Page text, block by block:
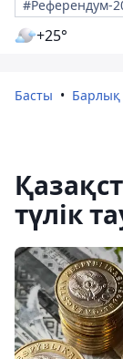
#Референдум-
+25°
Басты
түлік